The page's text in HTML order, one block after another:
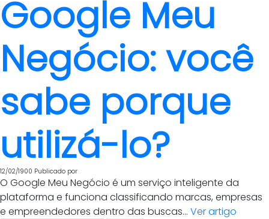
Google Meu
Negócio: você
sabe porque
utilizá-lo?
12/02/1900 Publicado por
O Google Meu Negócio é um serviço inteligente da
plataforma e funciona classificando marcas, empresas
e empreendedores dentro das buscas... Ver artigo